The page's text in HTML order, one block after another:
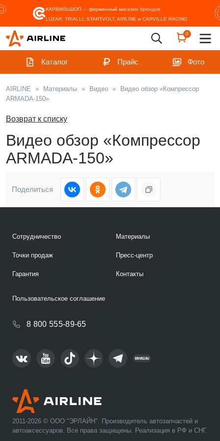
КАРВИЛЬШОП — фирменный магазин брендов
LUZAR, TRIALLI, STARTVOLT, AIRLINE и CARVILLE RACING
0
Каталог Прайс Фото
AIRLINE » Материалы » Видео »
Видео обзор «Компрессор
ARMADA-150»
Возврат к списку
Видео обзор «Компрессор
ARMADA-150»
Поделиться
2011-2026 © ООО "ЭРЛАЙН". Производитель автозапчастей и
автоаксессуаров. Все права защищены. Реализация в РФ и СНГ.
Сотрудничество
Точки продаж
Гарантия
Материалы
Пресс-центр
Контакты
8 800 555-89-65
Пользовательское соглашение